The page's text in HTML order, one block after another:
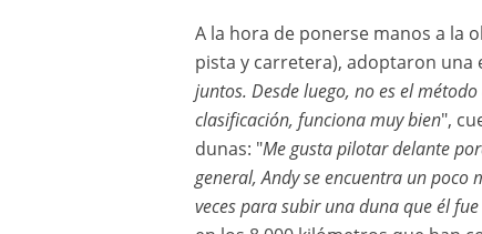
A la hora de ponerse manos a la
pista y carretera), adoptaron una
juntos. Desde luego, no es el
clasificación, funciona muy bien",
dunas: "Me gusta pilotar delante
general, Andy se encuentra un poco
veces para subir una duna que él